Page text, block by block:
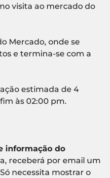
visita ao mercado do
Mercado, onde se
e termina-se com a
estimada de 4
às 02:00 pm.
informação do
receberá por email um
necessita mostrar o